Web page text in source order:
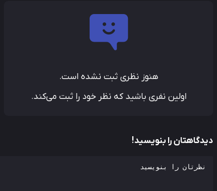
هنوز نظری ثبت نشده است.
اولین نفری باشید که نظر خود را ثبت می‌کند.
را بنویسید!